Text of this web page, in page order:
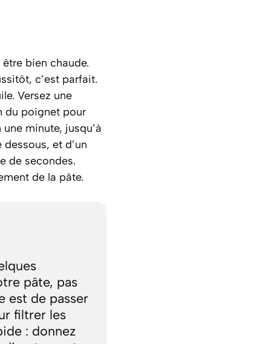
bien chaude.
c’est parfait.
Versez une
du poignet pour
minute, jusqu’à
et d’un
de secondes.
de la pâte.
pâte, pas
est de passer
filtrer les
: donnez